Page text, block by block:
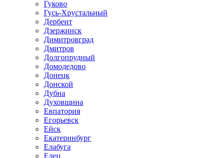
Гуково
Гусь-Хрустальный
Дербент
Дзержинск
Димитровград
Дмитров
Долгопрудный
Домодедово
Донецк
Донской
Дубна
Духовщина
Евпатория
Егорьевск
Ейск
Екатеринбург
Елабуга
Елец